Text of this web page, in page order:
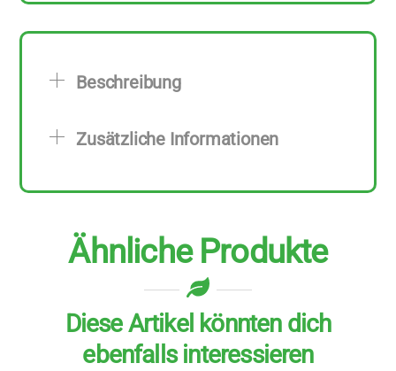
Stück
Beschreibung
Zusätzliche Informationen
Ähnliche Produkte
Diese Artikel könnten dich
ebenfalls interessieren